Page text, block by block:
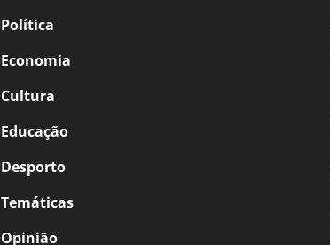
Política
Economia
Cultura
Educação
Desporto
Temáticas
Opinião